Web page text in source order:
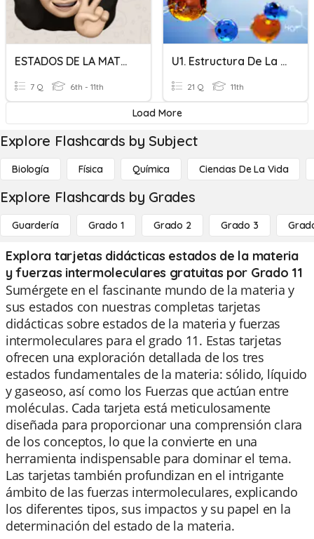
ESTADOS DE LA MATERIA
7 Q 6th - 11th
U1. Estructura De La Materia, Sistema Periódico Y Enlace Químico
21 Q 11th
Load More
Explore Flashcards by Subject
Biología Física Química Ciencias De La Vida
Explore Flashcards by Grades
Guardería Grado 1 Grado 2 Grado 3
Explora tarjetas didácticas estados de la materia
y fuerzas intermoleculares gratuitas por Grado 11
Sumérgete en el fascinante mundo de la materia y
sus estados con nuestras completas tarjetas
didácticas sobre estados de la materia y fuerzas
intermoleculares para el grado 11. Estas tarjetas
ofrecen una exploración detallada de los tres
estados fundamentales de la materia: sólido, líquido
y gaseoso, así como los Fuerzas que actúan entre
moléculas. Cada tarjeta está meticulosamente
diseñada para proporcionar una comprensión clara
de los conceptos, lo que la convierte en una
herramienta indispensable para dominar el tema.
Las tarjetas también profundizan en el intrigante
ámbito de las fuerzas intermoleculares, explicando
los diferentes tipos, sus impactos y su papel en la
determinación del estado de la materia.